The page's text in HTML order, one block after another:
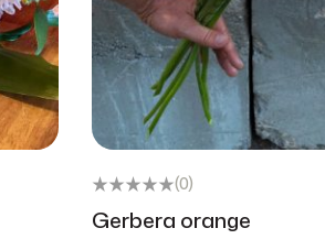
(0)
Gerbera orange